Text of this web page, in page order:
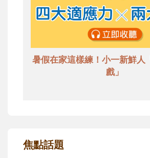
暑假在家這樣練！小一新鮮人
戲」
焦點話題